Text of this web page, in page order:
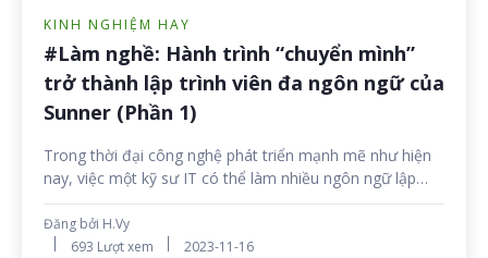
KINH NGHIỆM HAY
#Làm nghề: Hành trình “chuyển mình”
trở thành lập trình viên đa ngôn ngữ của
Sunner (Phần 1)
Trong thời đại công nghệ phát triển mạnh mẽ như hiện
nay, việc một kỹ sư IT có thể làm nhiều ngôn ngữ lập
trình là một lợi thế rất lớn. Công nghệ đang thay đổi thế
giới một cách nhanh chóng và việc học thêm ngôn ngữ
lập trình được xem là một cách đầu tư thông minh vào
Đăng bởi H.Vy
693 Lượt xem
2023-11-16